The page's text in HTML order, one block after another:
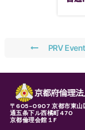
PRV Event
〒605-0907 京都市東山
通五条下ル西橘町470
京都倫理会館１F